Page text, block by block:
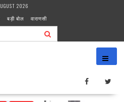
2026
बड़ी बोल वाराणसी